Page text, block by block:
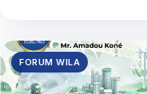
FORUM WILA